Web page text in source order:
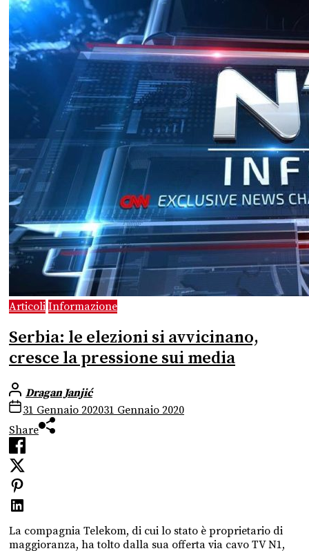
Articoli Informazione
Serbia: le elezioni si avvicinano,
cresce la pressione sui media
Dragan Janjić
31 Gennaio 202031 Gennaio 2020
Share
La compagnia Telekom, di cui lo stato è proprietario di
maggioranza, ha tolto dalla sua offerta via cavo TV N1,